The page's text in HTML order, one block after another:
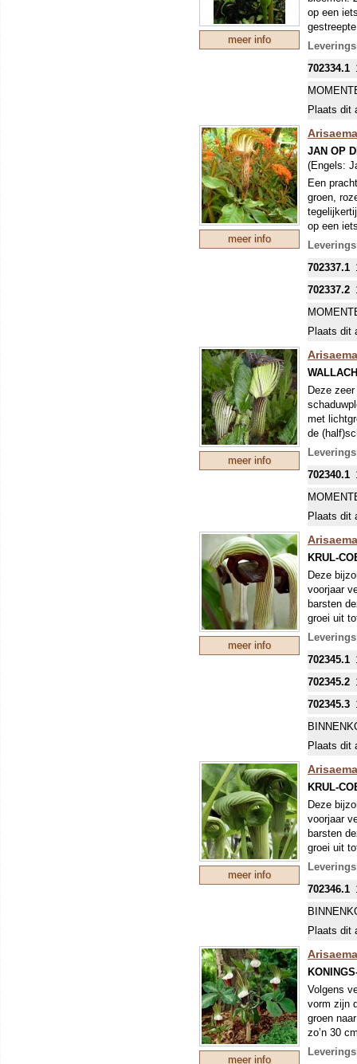
meer info
op een
702334.1
Plaats dit
meer info
JAN OP
(Engels:
Een
groen,
op een
702337.1
702337.2
Plaats dit
meer info
Deze
met
de
702340.1
Plaats dit
meer info
KRUL-
Deze
voorjaar
barsten
groei uit
maar die
groen- tot
uit de
702345.1
702345.2
702345.3
Plaats dit
meer info
KRUL-
Deze
voorjaar
barsten
groei uit
maar die
gestreept.
is
702346.1
Plaats dit
meer info
Volgens
vorm zijn
groen
zo’n 30
goed